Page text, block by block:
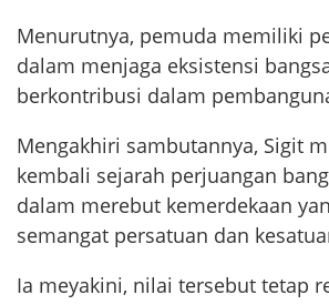
Menurutnya, pemuda memiliki
dalam menjaga eksistensi
berkontribusi dalam
Mengakhiri sambutannya, Sigit
kembali sejarah perjuangan
dalam merebut kemerdekaan
semangat persatuan dan
Ia meyakini, nilai tersebut tetap